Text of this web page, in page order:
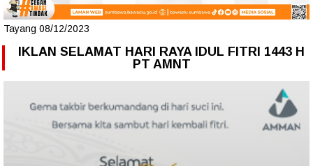
Tayang 08/12/2023
IKLAN SELAMAT HARI RAYA IDUL FITRI 1443 H
PT AMNT